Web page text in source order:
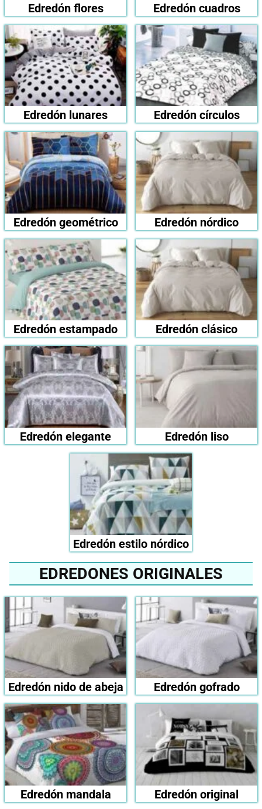
Edredón flores Edredón cuadros
Edredón lunares Edredón círculos
Edredón geométrico Edredón nórdico
Edredón estampado Edredón clásico
Edredón elegante Edredón liso
Edredón estilo nórdico
EDREDONES ORIGINALES
Edredón nido de abeja Edredón gofrado
Edredón mandala Edredón original